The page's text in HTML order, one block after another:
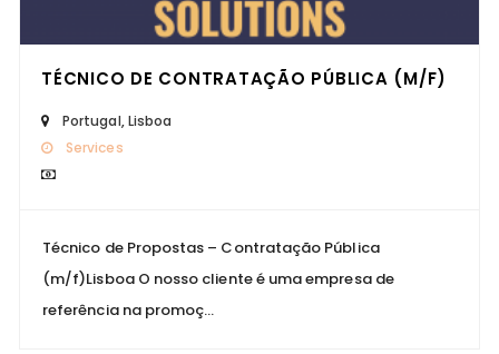
TÉCNICO DE CONTRATAÇÃO PÚBLICA (M/F)
Portugal,Lisboa
Services
Técnico de Propostas – Contratação Pública
(m/f)Lisboa O nosso cliente é uma empresa de
referência na promoç...